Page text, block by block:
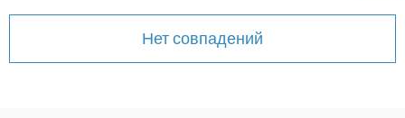
Нет совпадений